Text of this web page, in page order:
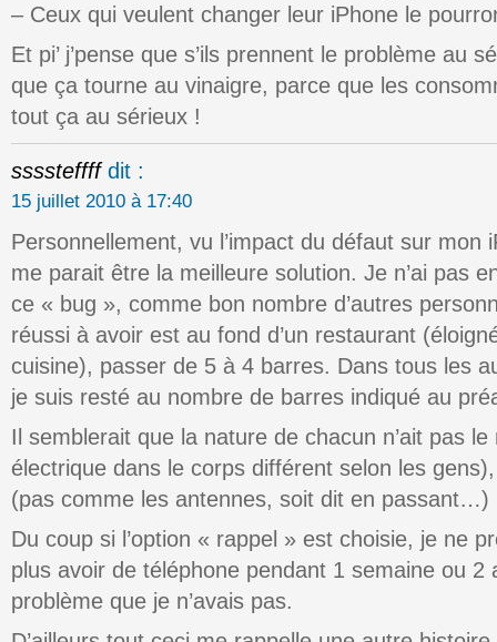
– Ceux qui veulent changer leur iPhone le
Et pi’ j’pense que s’ils prennent le problème au
que ça tourne au vinaigre, parce que les
tout ça au sérieux !
ssssteffff dit :
15 juillet 2010 à 17:40
Personnellement, vu l’impact du défaut sur mon
me parait être la meilleure solution. Je n’ai pas
ce « bug », comme bon nombre d’autres
réussi à avoir est au fond d’un restaurant
cuisine), passer de 5 à 4 barres. Dans tous les
je suis resté au nombre de barres indiqué au
Il semblerait que la nature de chacun n’ait pas
électrique dans le corps différent selon les
(pas comme les antennes, soit dit en passant…)
Du coup si l’option « rappel » est choisie, je ne
plus avoir de téléphone pendant 1 semaine ou 2
problème que je n’avais pas.